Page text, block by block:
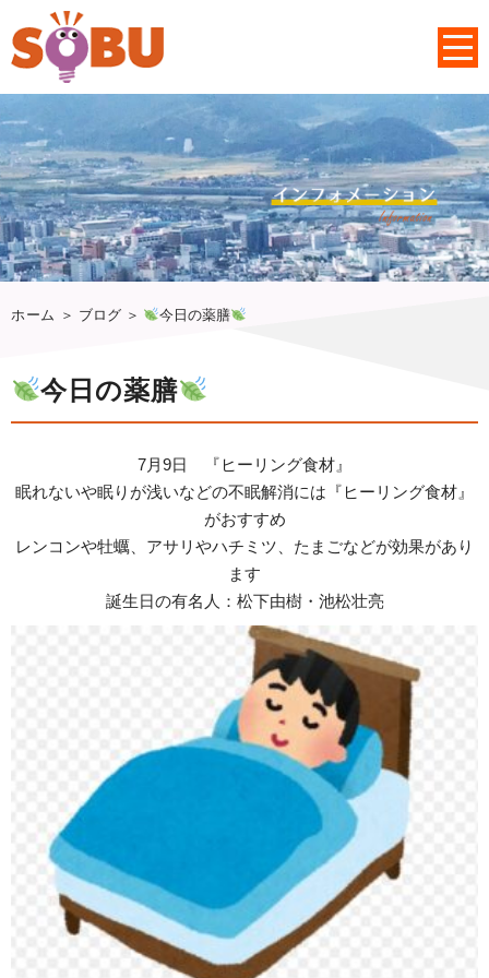
ホーム ＞ ブログ ＞ 今日の薬膳
今日の薬膳
7月9日 『ヒーリング食材』
眠れないや眠りが浅いなどの不眠解消には『ヒーリング食材』
がおすすめ
レンコンや牡蠣、アサリやハチミツ、たまごなどが効果があり
ます
誕生日の有名人：松下由樹・池松壮亮